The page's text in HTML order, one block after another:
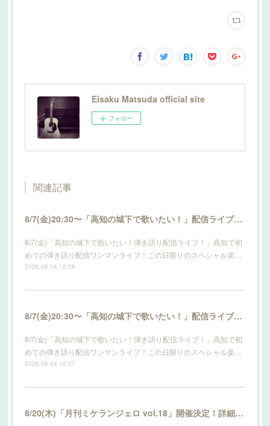
Eisaku Matsuda official site
フォロー
関連記事
8/7(金)20:30〜「高知の城下で歌いたい！」配信ライブ開催！詳細はこちら！
8/7(金)「高知の城下で歌いたい！弾き語り配信ライブ！」高知で初
めての弾き語り配信ワンマンライブ！この日限りのスペシャル楽…
2026.08.04 12:58
8/7(金)20:30〜「高知の城下で歌いたい！」配信ライブ開催！詳細はこちら！
8/7(金)「高知の城下で歌いたい！弾き語り配信ライブ！」高知で初
めての弾き語り配信ワンマンライブ！この日限りのスペシャル楽…
2026.08.04 12:57
8/20(木)「月刊ミケランジェロ vol.18」開催決定！詳細はこちら！